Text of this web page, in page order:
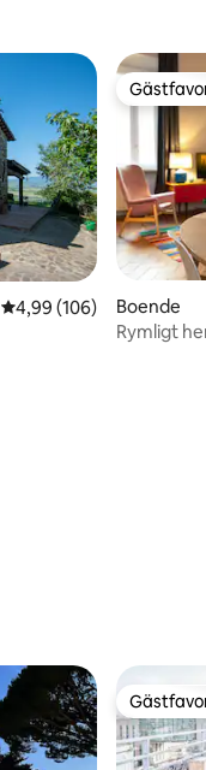
4,99 av 5 i
4,99 (106)
Boende
Rymligt